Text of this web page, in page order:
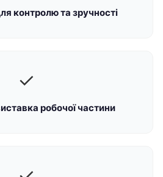
контролю та зручності
✓
робочої частини